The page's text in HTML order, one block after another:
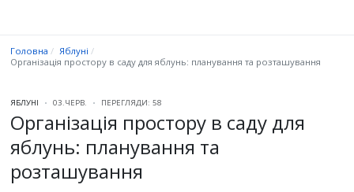
Головна
Яблуні
Організація простору в саду для яблунь: планування та розташування
ЯБЛУНІ 03.ЧЕРВ. ПЕРЕГЛЯДИ: 58
Організація простору в саду для
яблунь: планування та
розташування